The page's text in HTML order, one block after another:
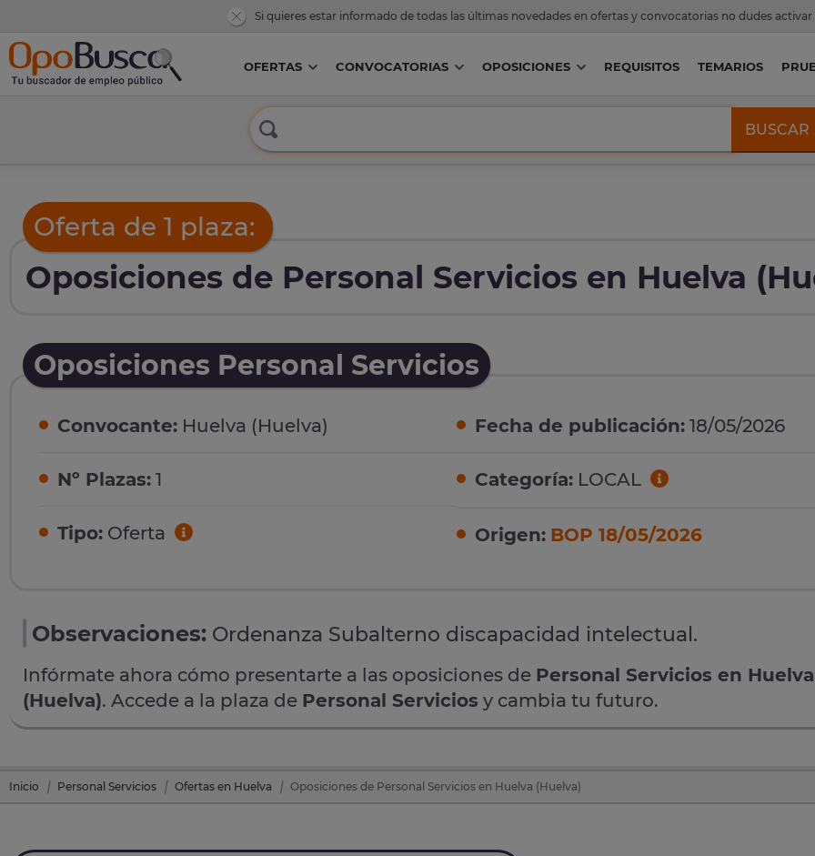
Si quieres estar informado de todas las últimas novedades en ofertas y convocatorias no dudes activar
OFERTAS CONVOCATORIAS OPOSICIONES REQUISITOS TEMARIOS
BUSCAR
Oferta de 1 plaza:
Oposiciones de Personal Servicios en Huelva
Oposiciones Personal Servicios
Convocante: Huelva (Huelva)
Nº Plazas: 1
Tipo: Oferta
Fecha de publicación: 18/05/2026
Categoría: LOCAL
Origen: BOP 18/05/2026
Observaciones: Ordenanza Subalterno discapacidad intelectual.
Infórmate ahora cómo presentarte a las oposiciones de Personal Servicios en Huelva
(Huelva). Accede a la plaza de Personal Servicios y cambia tu futuro.
Inicio Personal Servicios Ofertas en Huelva Oposiciones de Personal Servicios en Huelva (Huelva)